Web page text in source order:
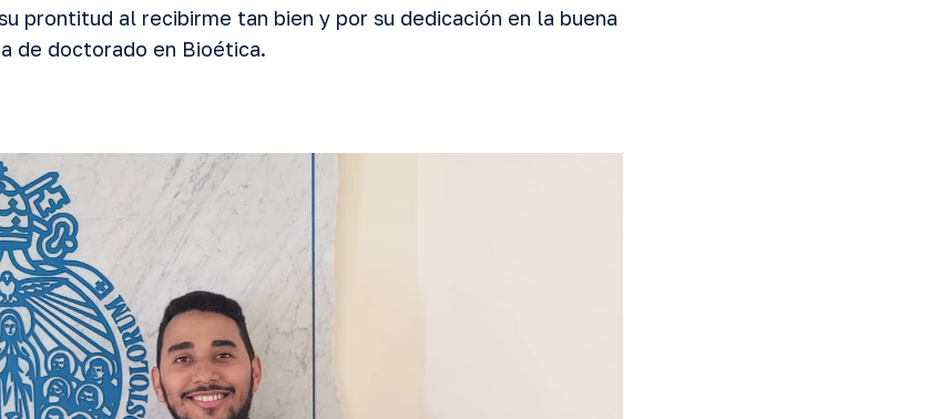
prontitud al recibirme tan bien y por su dedicación en la buena
de doctorado en Bioética.